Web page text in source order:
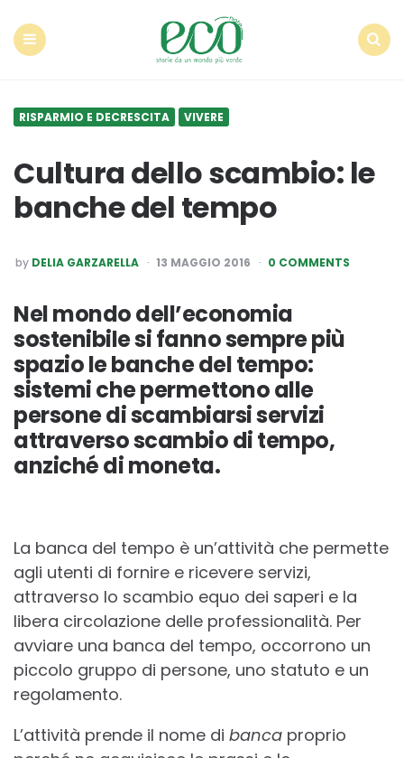
RISPARMIO E DECRESCITA VIVERE
Cultura dello scambio: le
banche del tempo
POSTED
BY
by DELIA GARZARELLA 13 MAGGIO 2016 0 COMMENTS
Nel mondo dell’economia
sostenibile si fanno sempre più
spazio le banche del tempo:
sistemi che permettono alle
persone di scambiarsi servizi
attraverso scambio di tempo,
anziché di moneta.
La banca del tempo è un’attività che permette
agli utenti di fornire e ricevere servizi,
attraverso lo scambio equo dei saperi e la
libera circolazione delle professionalità. Per
avviare una banca del tempo, occorrono un
piccolo gruppo di persone, uno statuto e un
regolamento.
L’attività prende il nome di banca proprio